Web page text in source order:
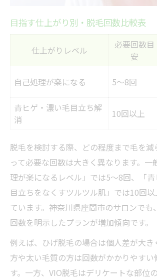
座間市エリアの脱毛施術回数比
通いやすさと料金プランの選び
カウンセリング時に確認すべ
サロンとクリニックの違いを
VIO脱毛のメリットと後悔しない
VIO脱毛のメリット・デメリ
衛生面での変化と実感できる
後悔しないためのVIO脱毛判
痛みや恥ずかしさへの対策法
VIO脱毛はやらない方がいい理
肌荒れを防ぐ脱毛実体験から学ぶ
敏感肌でも安心な脱毛の進め
施術後に注意すべきスキンケ
目指す仕上がり別・脱毛回数比較表
仕上がりレベル
必要回数目
安
自己処理が楽になる 5〜8回
青ヒゲ・濃い毛目立ち解
消
10回以上
脱毛を検討する際、どの程度まで毛を減
って必要な回数は大きく異なります。一
理が楽になるレベル」では5〜8回、「
目立ちをなくすツルツル肌」では10回
ています。神奈川県座間市のサロンでも
回数を明示したプランが増加傾向です。
例えば、ひげ脱毛の場合は個人差が大き
方や太い毛質の方は回数がかかりやすい
す。一方、VIO脱毛はデリケートな部位